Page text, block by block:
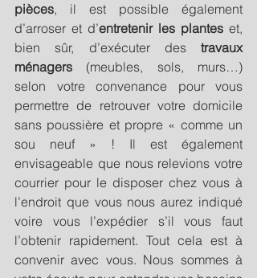
pièces, il est possible également
d’arroser et d’entretenir les plantes et,
bien sûr, d’exécuter des travaux
ménagers (meubles, sols, murs…)
selon votre convenance pour vous
permettre de retrouver votre domicile
sans poussière et propre « comme un
sou neuf » ! Il est également
envisageable que nous relevions votre
courrier pour le disposer chez vous à
l’endroit que vous nous aurez indiqué
voire vous l’expédier s’il vous faut
l’obtenir rapidement. Tout cela est à
convenir avec vous. Nous sommes à